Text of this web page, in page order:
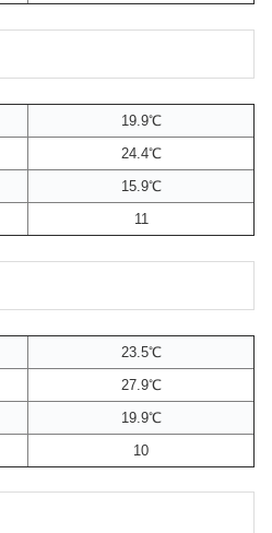
19.9℃
24.4℃
15.9℃
11
23.5℃
27.9℃
19.9℃
10